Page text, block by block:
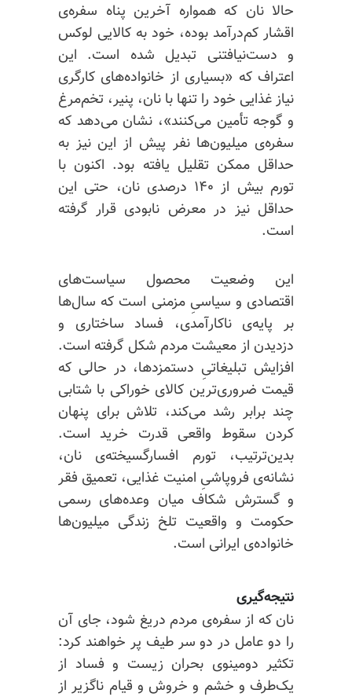
حالا نان که همواره آخرین پناه سفره‌ی
اقشار کم‌درآمد بوده، خود به کالایی لوکس
و دست‌نیافتنی تبدیل شده است. این
اعتراف که «بسیاری از خانواده‌های کارگری
نیاز غذایی خود را تنها با نان، پنیر، تخم‌مرغ
و گوجه تأمین می‌کنند»، نشان می‌دهد که
سفره‌ی میلیون‌ها نفر پیش از این نیز به
حداقل ممکن تقلیل یافته بود. اکنون با
تورم بیش از ۱۴۰ درصدی نان، حتی این
حداقل نیز در معرض نابودی قرار گرفته
است.
این وضعیت محصول سیاست‌های
اقتصادی و سیاسیِ مزمنی است که سال‌ها
بر پایه‌ی ناکارآمدی، فساد ساختاری و
دزدیدن از معیشت مردم شکل گرفته است.
افزایش تبلیغاتیِ دستمزدها، در حالی که
قیمت ضروری‌ترین کالای خوراکی با شتابی
چند برابر رشد می‌کند، تلاش برای پنهان
کردن سقوط واقعی قدرت خرید است.
بدین‌ترتیب، تورم افسارگسیخته‌ی نان،
نشانه‌ی فروپاشیِ امنیت غذایی، تعمیق فقر
و گسترش شکاف میان وعده‌های رسمی
حکومت و واقعیت تلخ زندگی میلیون‌ها
خانواده‌ی ایرانی است.
نتیجه‌گیری
نان که از سفره‌ی مردم دریغ شود، جای آن
را دو عامل در دو سر طیف پر خواهند کرد:
تکثیر دومینوی بحران زیست و فساد از
یک‌طرف و خشم و خروش و قیام ناگزیر از